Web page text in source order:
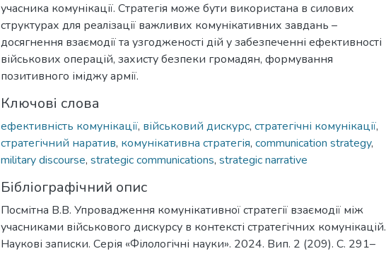
учасника комунікації. Стратегія може бути використана в силових
структурах для реалізації важливих комунікативних завдань –
досягнення взаємодії та узгодженості дій у забезпеченні ефективності
військових операцій, захисту безпеки громадян, формування
позитивного іміджу армії.
Ключові слова
ефективність комунікації, військовий дискурс, стратегічні комунікації,
стратегічний наратив, комунікативна стратегія, сommunication strategy,
military discourse, strategic communications, strategic narrative
Бібліографічний опис
Посмітна В.В. Упровадження комунікативної стратегії взаємодії між
учасниками військового дискурсу в контексті стратегічних комунікацій.
Наукові записки. Серія «Філологічні науки». 2024. Вип. 2 (209). С. 291–